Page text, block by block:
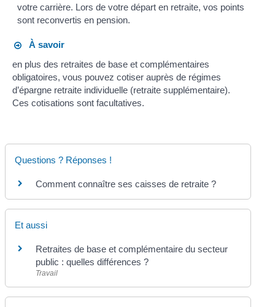
votre carrière. Lors de votre départ en retraite, vos points
sont reconvertis en pension.
À savoir
en plus des retraites de base et complémentaires
obligatoires, vous pouvez cotiser auprès de régimes
d’épargne retraite individuelle (retraite supplémentaire).
Ces cotisations sont facultatives.
Questions ? Réponses !
Comment connaître ses caisses de retraite ?
Et aussi
Retraites de base et complémentaire du secteur
public : quelles différences ?
Travail